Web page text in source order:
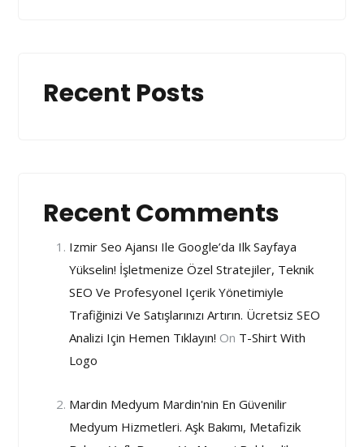
Recent Posts
Recent Comments
Izmir Seo Ajansı Ile Google’da Ilk Sayfaya
Yükselin! İşletmenize Özel Stratejiler, Teknik
SEO Ve Profesyonel Içerik Yönetimiyle
Trafiğinizi Ve Satışlarınızı Artırın. Ücretsiz SEO
Analizi Için Hemen Tıklayın! On T-Shirt With
Logo
Mardin Medyum Mardin'nin En Güvenilir
Medyum Hizmetleri. Aşk Bakımı, Metafizik